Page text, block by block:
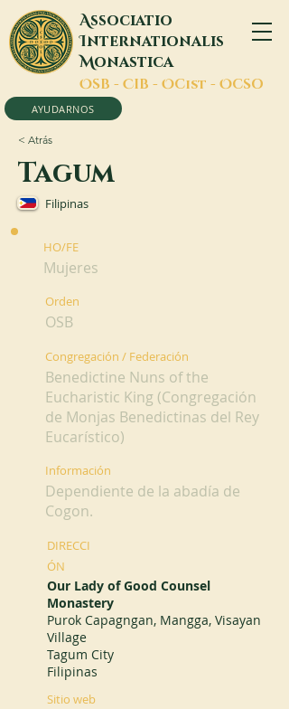
Associatio
Internationalis
Monastica
OSB - CIB - OCist - OCSO
AYUDARNOS
< Atrás
Tagum
Filipinas
HO/FE
Mujeres
Orden
OSB
Congregación / Federación
Benedictine Nuns of the
Eucharistic King (Congregación
de Monjas Benedictinas del Rey
Eucarístico)
Información
Dependiente de la abadía de
Cogon.
DIRECCI
ÓN
Our Lady of Good Counsel
Monastery
Purok Capagngan, Mangga, Visayan
Village
Tagum City
Filipinas
Sitio web